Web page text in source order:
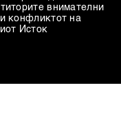
внимателни
конфликтот на
Исток